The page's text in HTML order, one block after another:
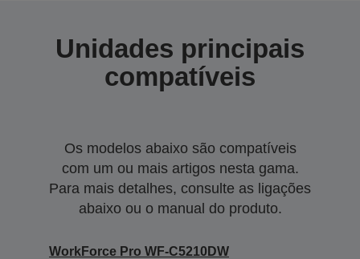
Unidades principais
compatíveis
Os modelos abaixo são compatíveis
com um ou mais artigos nesta gama.
Para mais detalhes, consulte as ligações
abaixo ou o manual do produto.
WorkForce Pro WF-C5210DW